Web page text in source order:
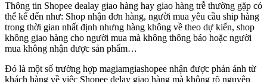
Thông tin Shopee dealay giao hàng hay giao hàng trễ thường gặp có
thể kể đến như: Shop nhận đơn hàng, người mua yêu cầu ship hàng
trong thời gian nhất định nhưng hàng không về theo dự kiến, shop
không giao hàng cho người mua mà không thông báo hoặc người
mua không nhận được sản phẩm…
Đó là một số trường hợp magiamgiashopee nhận được phản ánh từ
khách hàng về việc Shopee delay giao hàng mà không rõ nguyên